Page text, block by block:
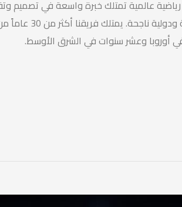
عالمية تمتلك خبرة واسعة في تصميم
مشاريع رياضية وطنية